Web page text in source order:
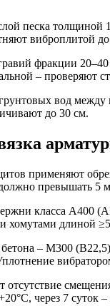
песка
виброплитой
фракции
– проверяют
вод между
до 30 см.
применяют
превышать
класса А400
хомутами длиной
– М300
отсутствие
через 7